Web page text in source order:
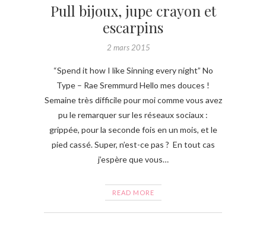
Pull bijoux, jupe crayon et
escarpins
2 mars 2015
“Spend it how I like Sinning every night” No
Type – Rae Sremmurd Hello mes douces !
Semaine très difficile pour moi comme vous avez
pu le remarquer sur les réseaux sociaux :
grippée, pour la seconde fois en un mois, et le
pied cassé. Super, n’est-ce pas ? En tout cas
j’espère que vous…
READ MORE